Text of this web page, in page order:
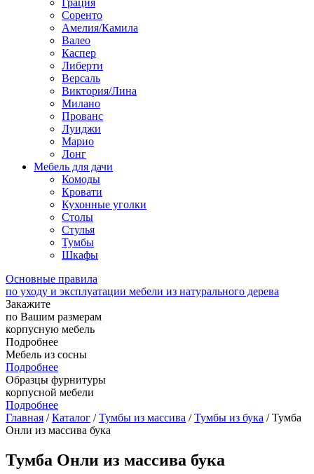
Грация
Соренто
Амелия/Камила
Валео
Каспер
Либерти
Версаль
Виктория/Лина
Милано
Прованс
Луиджи
Марио
Лонг
Мебель для дачи
Комоды
Кровати
Кухонные уголки
Столы
Стулья
Тумбы
Шкафы
Основные правила
по уходу и эксплуатации мебели из натурального дерева
Закажите
по Вашим размерам
корпусную мебель
Подробнее
Мебель из сосны
Подробнее
Образцы фурнитуры
корпусной мебели
Подробнее
Главная /Каталог /Тумбы из массива /Тумбы из бука / Тумба
Онли из массива бука
Тумба Онли из массива бука